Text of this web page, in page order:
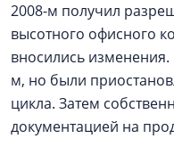
2008-м получил
высотного офисного
вносились
м, но были
цикла. Затем
документацией на